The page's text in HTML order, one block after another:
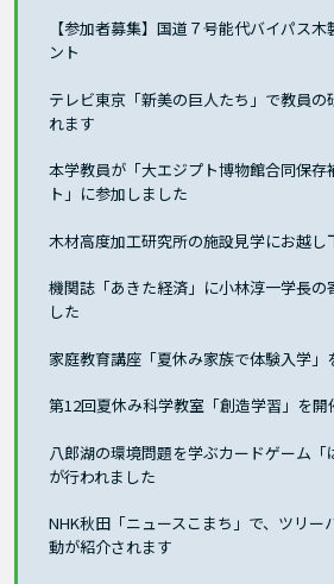
【参加者募集】国道７号能代バイパス
ント
テレビ東京「新美の巨人たち」で教員の
れます
本学教員が「大エジプト博物館合同保存
ト」に参加しました
木材高度加工研究所の施設見学にお越し
機関誌「あきた経済」に小林淳一学長の
した
家庭教育講座「夏休み家族で体験入学」
第12回夏休み科学教室「創造学習」を開
八郎湖の環境問題を学ぶカードゲーム「
が行われました
NHK秋田「ニュースこまち」で、ツリー
動が紹介されます